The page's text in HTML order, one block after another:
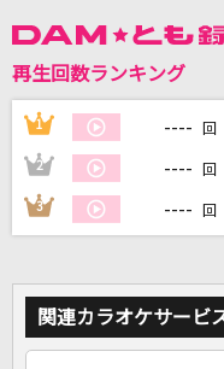
再生回数ランキング
1 ---- 回
2 ---- 回
3 ---- 回
関連カラオケサービ